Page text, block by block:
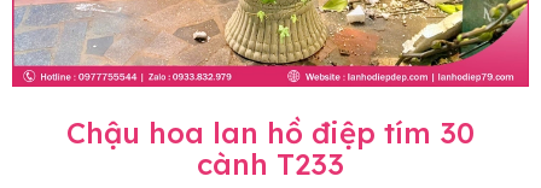
Chậu hoa lan hồ điệp tím 30
cành T233